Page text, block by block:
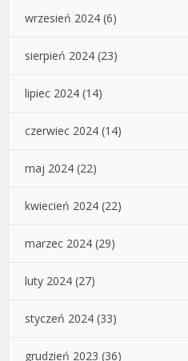
wrzesień 2024 (6)
sierpień 2024 (23)
lipiec 2024 (14)
czerwiec 2024 (14)
maj 2024 (22)
kwiecień 2024 (22)
marzec 2024 (29)
luty 2024 (27)
styczeń 2024 (33)
grudzień 2023 (36)